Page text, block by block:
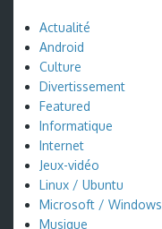
Actualité
Android
Culture
Divertissement
Featured
Informatique
Internet
Jeux-vidéo
Linux / Ubuntu
Microsoft / Windows
Musique